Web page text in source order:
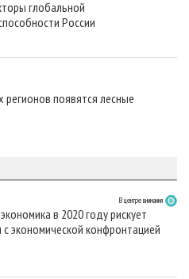
ПЛИТ
глобальной
России
регионов появятся лесные
В центре внимания
в 2020 году рискует
с экономической конфронтацией